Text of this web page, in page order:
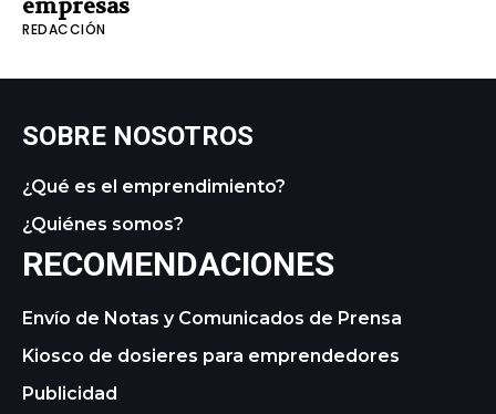
empresas
REDACCIÓN
SOBRE NOSOTROS
¿Qué es el emprendimiento?
¿Quiénes somos?
RECOMENDACIONES
Envío de Notas y Comunicados de Prensa
Kiosco de dosieres para emprendedores
Publicidad